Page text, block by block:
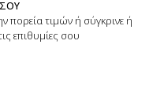
πορεία τιμών ή σύγκρινε ή
επιθυμίες σου